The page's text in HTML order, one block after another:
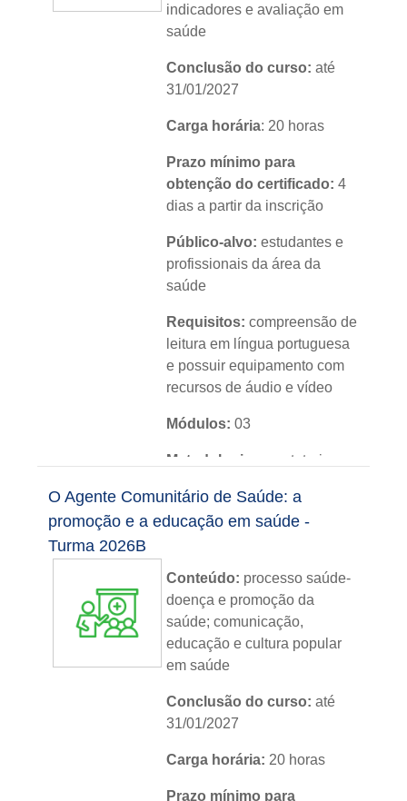
indicadores e avaliação em
saúde
Conclusão do curso: até
31/01/2027
Carga horária: 20 horas
Prazo mínimo para
obtenção do certificado: 4
dias a partir da inscrição
Público-alvo: estudantes e
profissionais da área da
saúde
Requisitos: compreensão de
leitura em língua portuguesa
e possuir equipamento com
recursos de áudio e vídeo
Módulos: 03
Metodologia: sem tutoria
Instituição: IFRS
Nível:
Idioma: português
O Agente Comunitário de Saúde: a
promoção e a educação em saúde -
Turma 2026B
Conteúdo: processo saúde-
doença e promoção da
saúde; comunicação,
educação e cultura popular
em saúde
Conclusão do curso: até
31/01/2027
Carga horária: 20 horas
Prazo mínimo para